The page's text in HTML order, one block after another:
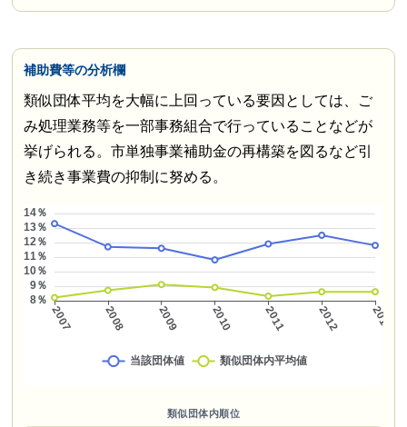
補助費等の分析欄
類似団体平均を大幅に上回っている要因としては、ご
み処理業務等を一部事務組合で行っていることなどが
挙げられる。市単独事業補助金の再構築を図るなど引
き続き事業費の抑制に努める。
類似団体内順位